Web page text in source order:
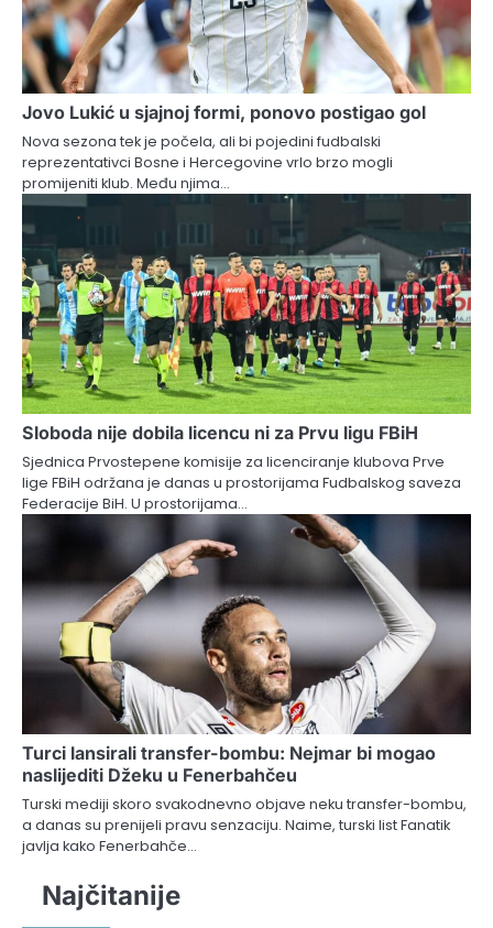
Jovo Lukić u sjajnoj formi, ponovo postigao gol
Nova sezona tek je počela, ali bi pojedini fudbalski
reprezentativci Bosne i Hercegovine vrlo brzo mogli
promijeniti klub. Među njima…
Sloboda nije dobila licencu ni za Prvu ligu FBiH
Sjednica Prvostepene komisije za licenciranje klubova Prve
lige FBiH održana je danas u prostorijama Fudbalskog saveza
Federacije BiH. U prostorijama…
Turci lansirali transfer-bombu: Nejmar bi mogao
naslijediti Džeku u Fenerbahčeu
Turski mediji skoro svakodnevno objave neku transfer-bombu,
a danas su prenijeli pravu senzaciju. Naime, turski list Fanatik
javlja kako Fenerbahče…
Najčitanije